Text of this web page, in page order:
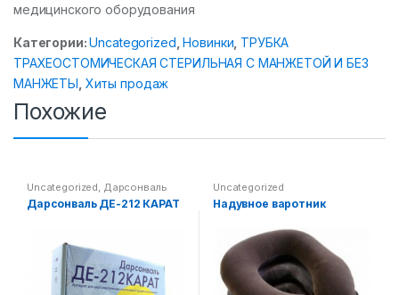
медицинского оборудования
Категории:Uncategorized ,Новинки ТРУБКА
ТРАХЕОСТОМИЧЕСКАЯ СТЕРИЛЬНАЯ С МАНЖЕТОЙ И БЕЗ
МАНЖЕТЫ Хиты продаж
Похожие
Uncategorized, Дарсонваль
Дарсонваль ДЕ-212 КАРАТ
Uncategorized
Надувное варотник